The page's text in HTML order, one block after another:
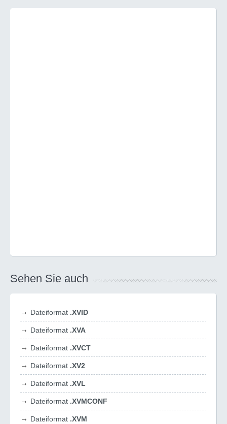
Sehen Sie auch
Dateiformat .XVID
Dateiformat .XVA
Dateiformat .XVCT
Dateiformat .XV2
Dateiformat .XVL
Dateiformat .XVMCONF
Dateiformat .XVM